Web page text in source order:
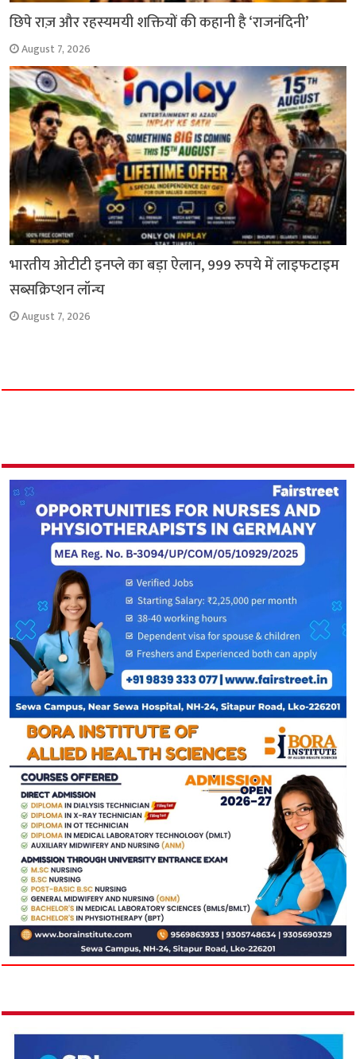
छिपे राज़ और रहस्यमयी शक्तियों की कहानी है ‘राजनंदिनी’
August 7, 2026
भारतीय ओटीटी इनप्ले का बड़ा ऐलान, 999 रुपये में लाइफटाइम
सब्सक्रिप्शन लॉन्च
August 7, 2026